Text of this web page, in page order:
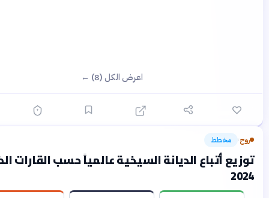
اعرض الكل (8) ←
أتباع الديانة السيخية عالمياً حسب القارات الكبرى